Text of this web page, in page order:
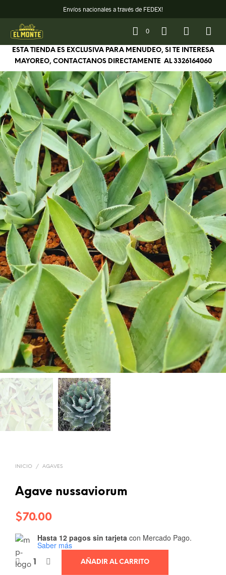
Envíos nacionales a través de FEDEX!
0
ESTA TIENDA ES EXCLUSIVA PARA MENUDEO, SI TE INTERESA
MAYOREO, CONTACTANOS DIRECTAMENTE AL3326164060
INICIO / AGAVES
Agave nussaviorum
$70.00
Hasta 12 pagos sin tarjeta con Mercado Pago.
Saber más
AÑADIR AL CARRITO